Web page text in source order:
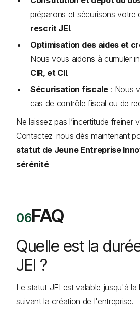
préparons et sécurisons votre
rescrit JEI.
Optimisation des aides et
Nous vous aidons à cumuler
CIR, et CII.
Sécurisation fiscale: Nous
cas de contrôle fiscal ou de
Ne laissez pas l’incertitude freiner
Contactez-nous dès maintenant
statut de Jeune Entreprise
sérénité
FAQ
Quelle est la
JEI ?
Le statut JEI est valable jusqu'à la
suivant la création de l'entreprise.